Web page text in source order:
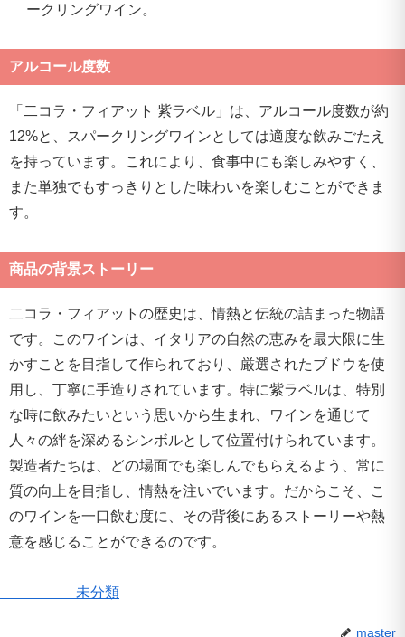
ークリングワイン。
アルコール度数
「二コラ・フィアット 紫ラベル」は、アルコール度数が約
12%と、スパークリングワインとしては適度な飲みごたえ
を持っています。これにより、食事中にも楽しみやすく、
また単独でもすっきりとした味わいを楽しむことができま
す。
商品の背景ストーリー
二コラ・フィアットの歴史は、情熱と伝統の詰まった物語
です。このワインは、イタリアの自然の恵みを最大限に生
かすことを目指して作られており、厳選されたブドウを使
用し、丁寧に手造りされています。特に紫ラベルは、特別
な時に飲みたいという思いから生まれ、ワインを通じて
人々の絆を深めるシンボルとして位置付けられています。
製造者たちは、どの場面でも楽しんでもらえるよう、常に
質の向上を目指し、情熱を注いでいます。だからこそ、こ
のワインを一口飲む度に、その背後にあるストーリーや熱
意を感じることができるのです。
未分類
master